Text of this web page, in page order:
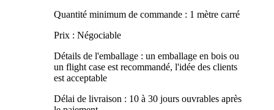
Quantité minimum de commande : 1 mètre carré
Prix : Négociable
Détails de l'emballage : un emballage en bois ou
un flight case est recommandé, l'idée des clients
est acceptable
Délai de livraison : 10 à 30 jours ouvrables après